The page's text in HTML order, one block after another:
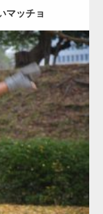
マッチョ
マッチョ) 背中